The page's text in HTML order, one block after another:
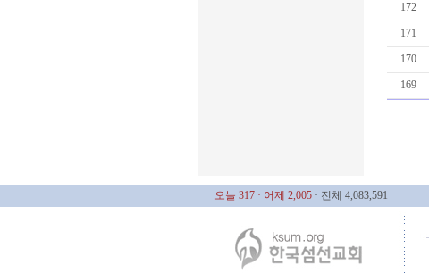
172
171
170
169
오늘 317 · 어제 2,005 · 전체 4,083,591